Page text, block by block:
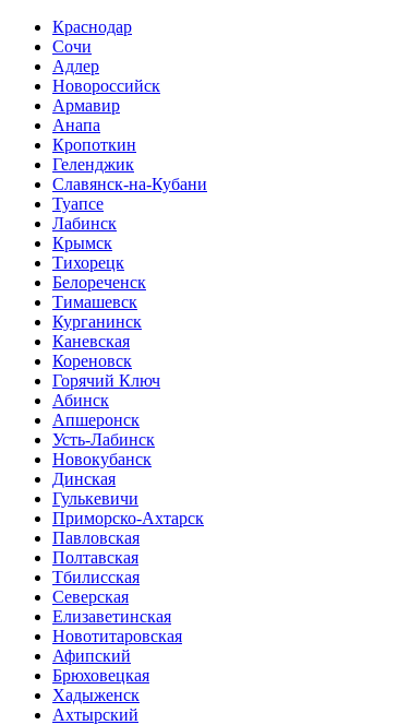
Краснодар
Сочи
Адлер
Новороссийск
Армавир
Анапа
Кропоткин
Геленджик
Славянск-на-Кубани
Туапсе
Лабинск
Крымск
Тихорецк
Белореченск
Тимашевск
Курганинск
Каневская
Кореновск
Горячий Ключ
Абинск
Апшеронск
Усть-Лабинск
Новокубанск
Динская
Гулькевичи
Приморско-Ахтарск
Павловская
Полтавская
Тбилисская
Северская
Елизаветинская
Новотитаровская
Афипский
Брюховецкая
Хадыженск
Ахтырский